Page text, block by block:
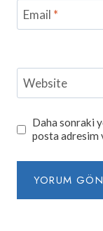
Email *
Website
Daha sonraki
posta adresim